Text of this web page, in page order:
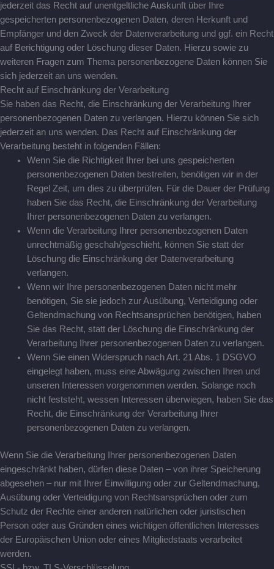
jederzeit das Recht auf unentgeltliche Auskunft über Ihre
gespeicherten personenbezogenen Daten, deren Herkunft und
Empfänger und den Zweck der Datenverarbeitung und ggf. ein Recht
auf Berichtigung oder Löschung dieser Daten. Hierzu sowie zu
weiteren Fragen zum Thema personenbezogene Daten können Sie
sich jederzeit an uns wenden.
Recht auf Einschränkung der Verarbeitung
Sie haben das Recht, die Einschränkung der Verarbeitung Ihrer
personenbezogenen Daten zu verlangen. Hierzu können Sie sich
jederzeit an uns wenden. Das Recht auf Einschränkung der
Verarbeitung besteht in folgenden Fällen:
Wenn Sie die Richtigkeit Ihrer bei uns gespeicherten
personenbezogenen Daten bestreiten, benötigen wir in der
Regel Zeit, um dies zu überprüfen. Für die Dauer der Prüfung
haben Sie das Recht, die Einschränkung der Verarbeitung
Ihrer personenbezogenen Daten zu verlangen.
Wenn die Verarbeitung Ihrer personenbezogenen Daten
unrechtmäßig geschah/geschieht, können Sie statt der
Löschung die Einschränkung der Datenverarbeitung
verlangen.
Wenn wir Ihre personenbezogenen Daten nicht mehr
benötigen, Sie sie jedoch zur Ausübung, Verteidigung oder
Geltendmachung von Rechtsansprüchen benötigen, haben
Sie das Recht, statt der Löschung die Einschränkung der
Verarbeitung Ihrer personenbezogenen Daten zu verlangen.
Wenn Sie einen Widerspruch nach Art. 21 Abs. 1 DSGVO
eingelegt haben, muss eine Abwägung zwischen Ihren und
unseren Interessen vorgenommen werden. Solange noch
nicht feststeht, wessen Interessen überwiegen, haben Sie das
Recht, die Einschränkung der Verarbeitung Ihrer
personenbezogenen Daten zu verlangen.
Wenn Sie die Verarbeitung Ihrer personenbezogenen Daten
eingeschränkt haben, dürfen diese Daten – von ihrer Speicherung
abgesehen – nur mit Ihrer Einwilligung oder zur Geltendmachung,
Ausübung oder Verteidigung von Rechtsansprüchen oder zum
Schutz der Rechte einer anderen natürlichen oder juristischen
Person oder aus Gründen eines wichtigen öffentlichen Interesses
der Europäischen Union oder eines Mitgliedstaats verarbeitet
werden.